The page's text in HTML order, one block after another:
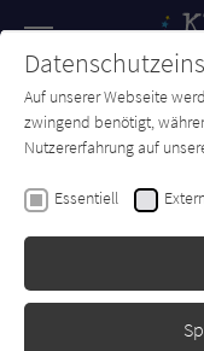
SUCHE
Barbara Zoschke
Endlich
Edel Kids Books
Auf unserer Webseite
zwingend benötigt,
Nutzererfahrung auf
Essentiell